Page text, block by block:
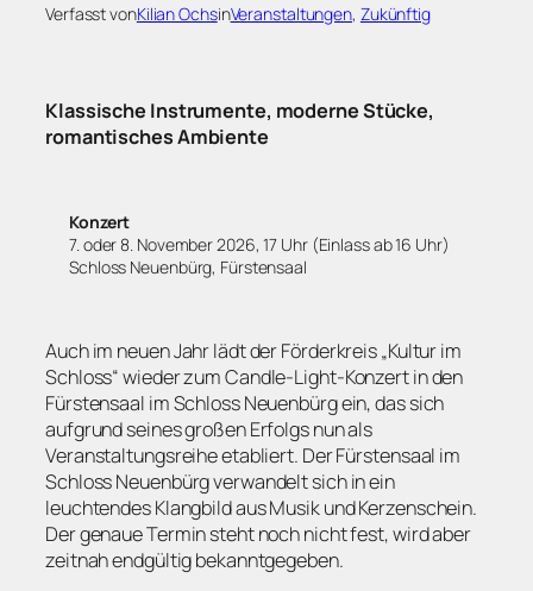
Verfasst vonKilian OchsinVeranstaltungen, Zukünftig
Klassische Instrumente, moderne Stücke,
romantisches Ambiente
Konzert
7. oder 8. November 2026, 17 Uhr (Einlass ab 16 Uhr)
Schloss Neuenbürg, Fürstensaal
Auch im neuen Jahr lädt der Förderkreis „Kultur im
Schloss“ wieder zum Candle-Light-Konzert in den
Fürstensaal im Schloss Neuenbürg ein, das sich
aufgrund seines großen Erfolgs nun als
Veranstaltungsreihe etabliert. Der Fürstensaal im
Schloss Neuenbürg verwandelt sich in ein
leuchtendes Klangbild aus Musik und Kerzenschein.
Der genaue Termin steht noch nicht fest, wird aber
zeitnah endgültig bekanntgegeben.